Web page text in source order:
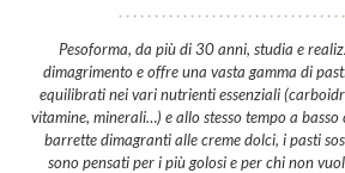
Pesoforma, da più di 30 anni, studia e
dimagrimento e offre una vasta gamma di
equilibrati nei vari nutrienti essenziali
vitamine, minerali…) e allo stesso tempo a
barrette dimagranti alle creme dolci, i pasti
sono pensati per i più golosi e per chi non